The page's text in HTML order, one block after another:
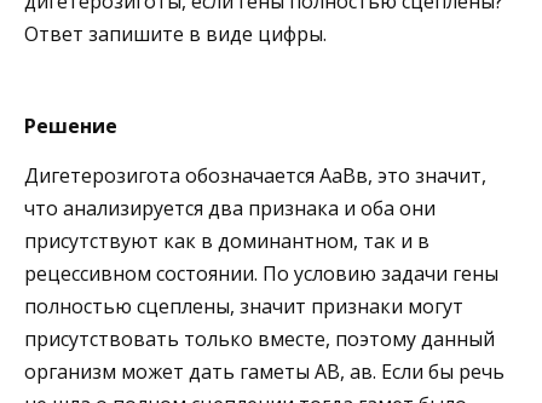
Ответ запишите в виде цифры.
Решение
Дигетерозигота обозначается АаВв, это значит,
что анализируется два признака и оба они
присутствуют как в доминантном, так и в
рецессивном состоянии. По условию задачи гены
полностью сцеплены, значит признаки могут
присутствовать только вместе, поэтому данный
организм может дать гаметы АВ, ав. Если бы речь